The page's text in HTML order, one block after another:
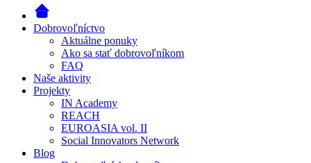
Dobrovoľníctvo
Aktuálne ponuky
Ako sa stať dobrovoľníkom
FAQ
Naše aktivity
Projekty
IN Academy
REACH
EUROASIA vol. II
Social Innovators Network
Blog